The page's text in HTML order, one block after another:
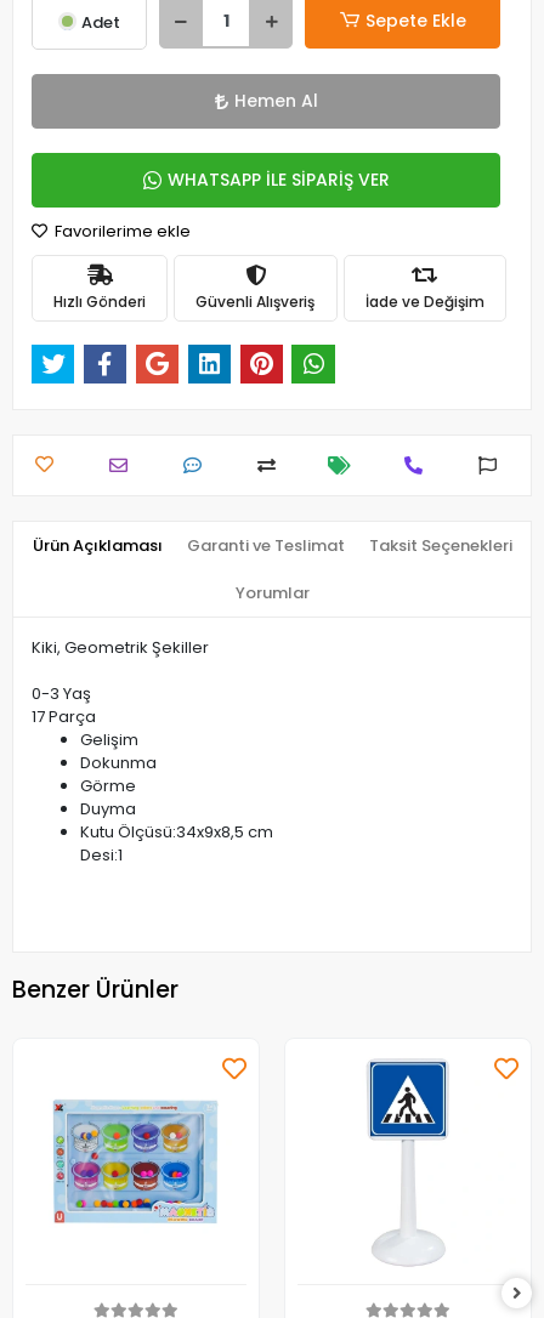
Adet Sepete Ekle
Hemen Al
WHATSAPP İLE SİPARİŞ VER
Favorilerime ekle
Hızlı Gönderi Güvenli Alışveriş İade ve Değişim
Ürün Açıklaması Garanti ve Teslimat Taksit Seçenekleri
Yorumlar
Kiki, Geometrik Şekiller
0-3 Yaş
17 Parça
Gelişim
Dokunma
Görme
Duyma
Kutu Ölçüsü:34x9x8,5 cm
Desi:1
Benzer Ürünler